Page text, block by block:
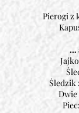
Pierogi z
…
Śledzik
Dwie